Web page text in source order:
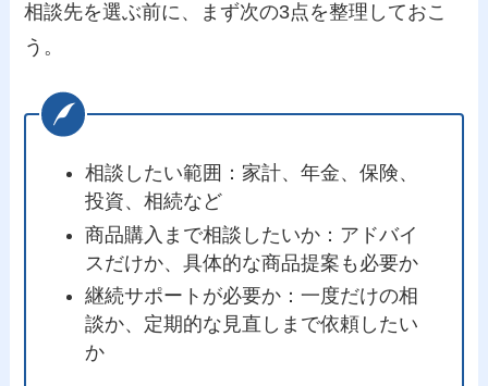
相談先を選ぶ前に、まず次の3点を整理しておこ
う。
相談したい範囲：家計、年金、保険、
投資、相続など
商品購入まで相談したいか：アドバイ
スだけか、具体的な商品提案も必要か
継続サポートが必要か：一度だけの相
談か、定期的な見直しまで依頼したい
か